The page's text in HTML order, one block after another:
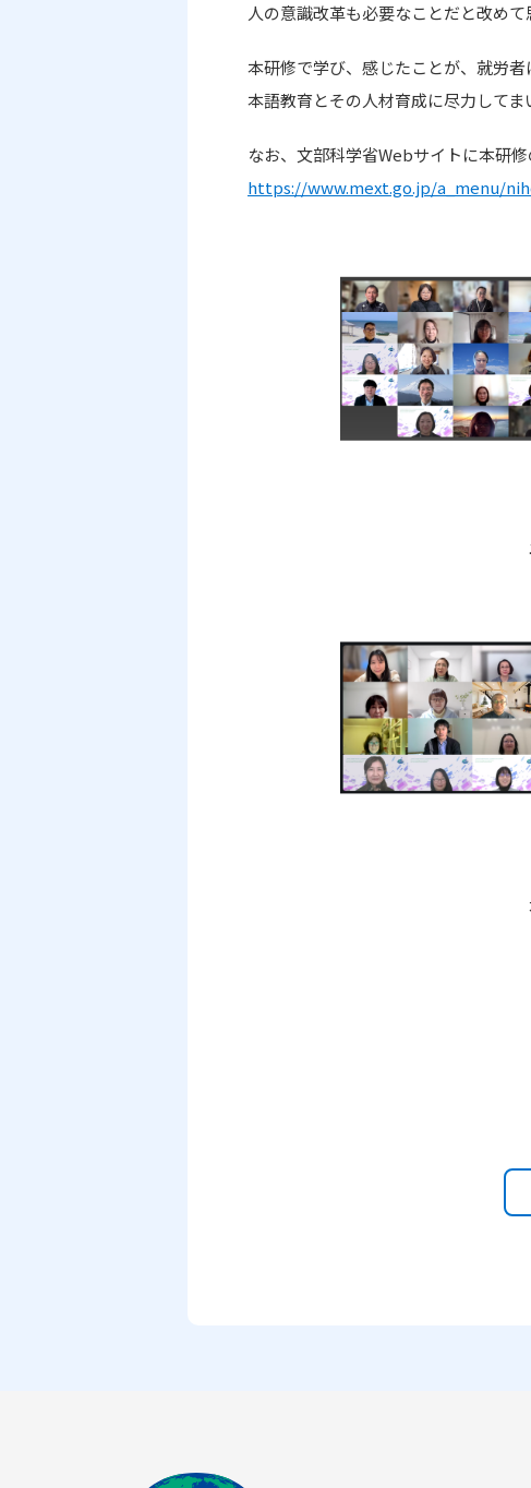
人の意識改革も必要なことだと改めて
本研修で学び、感じたことが、就労
本語教育とその人材育成に尽力してま
なお、文部科学省Webサイトに本研
https://www.mext.go.jp/a_menu/